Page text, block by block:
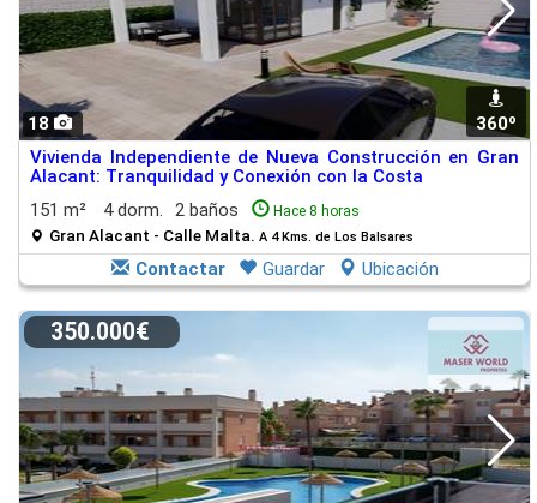
18 360º
Vivienda Independiente de Nueva Construcción en Gran
Alacant: Tranquilidad y Conexión con la Costa
151 m²
4 dorm. 2 baños Hace 8 horas
Gran Alacant - Calle Malta. A 4 Kms. de Los Balsares
Contactar Guardar Ubicación
350.000€